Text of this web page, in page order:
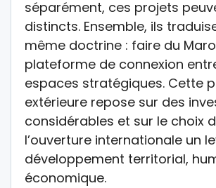
séparément, ces projets
distincts. Ensemble, ils
même doctrine : faire du
plateforme de connexion
espaces stratégiques. Cette
extérieure repose sur des
considérables et sur le choix
l’ouverture internationale un
développement territorial,
économique.